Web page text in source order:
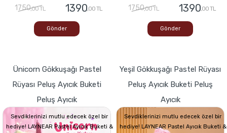
1750,00 TL 1390,00 TL
Gönder
1750,00 TL 1390,00 TL
Gönder
Ünicorn Gökkuşağı Pastel
Rüyası Peluş Ayıcık Buketi
Peluş Ayıcık
Sevdiklerinizi mutlu edecek özel bir
hediye! LAYNEAR Pastel Ayıcık Buketi &
Yeşil Gökkuşağı Pastel Rüyası
Peluş Ayıcık Buketi Peluş
Ayıcık
Sevdiklerinizi mutlu edecek özel bir
hediye! LAYNEAR Pastel Ayıcık Buketi &